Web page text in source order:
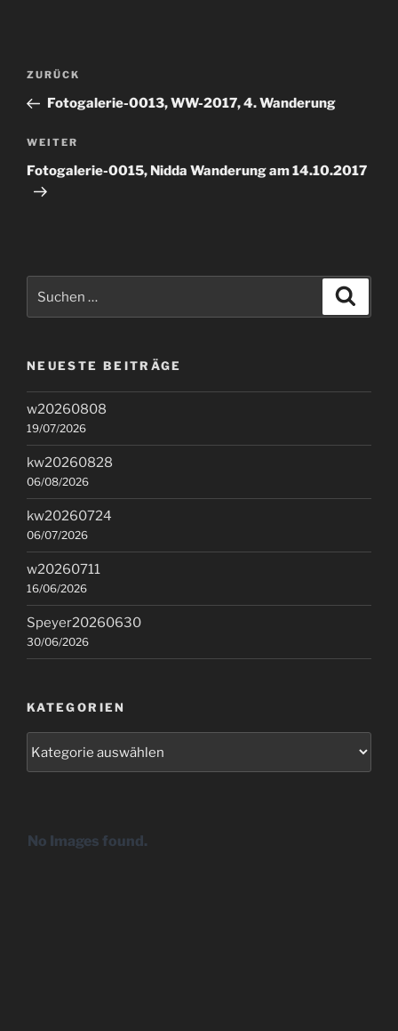
Beitragsnavigation
Vorheriger
Beitrag
ZURÜCK
Fotogalerie-0013, WW-2017, 4. Wanderung
Nächster
Beitrag
WEITER
Fotogalerie-0015, Nidda Wanderung am 14.10.2017
nach:
NEUESTE BEITRÄGE
w20260808
19/07/2026
kw20260828
06/08/2026
kw20260724
06/07/2026
w20260711
16/06/2026
Speyer20260630
30/06/2026
KATEGORIEN
No Images found.